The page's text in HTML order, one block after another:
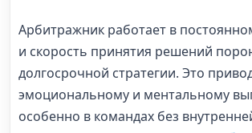
Арбитражник работает в
и скорость принятия решений
долгосрочной стратегии. Это
эмоциональному и ментальному
особенно в командах без